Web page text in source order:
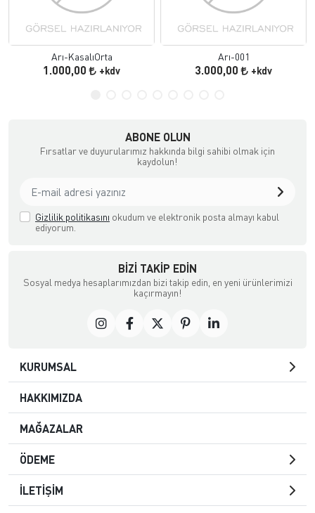
Arı-KasalıOrta
1.000,00 +kdv
Arı-001
3.000,00 +kdv
ABONE OLUN
Fırsatlar ve duyurularımız hakkında bilgi sahibi olmak için
kaydolun!
Gizlilik politikasını okudum ve elektronik posta almayı kabul
ediyorum.
BIZI TAKIP EDIN
Sosyal medya hesaplarımızdan bizi takip edin, en yeni ürünlerimizi
kaçırmayın!
KURUMSAL
HAKKIMIZDA
MAĞAZALAR
ÖDEME
İLETİŞİM